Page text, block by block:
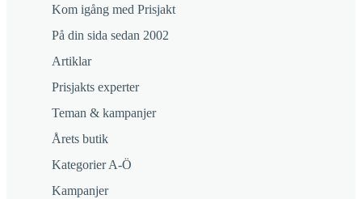
Kom igång med Prisjakt
På din sida sedan 2002
Artiklar
Prisjakts experter
Teman & kampanjer
Årets butik
Kategorier A-Ö
Kampanjer